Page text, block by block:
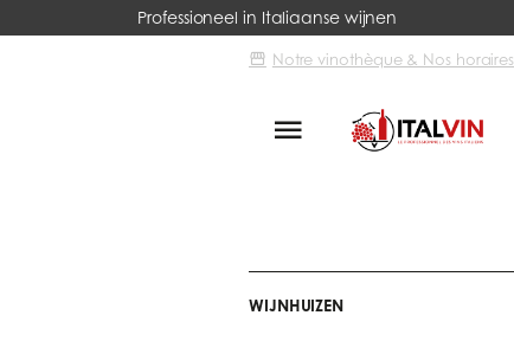
Professioneel in Italiaanse wijnen
Notre vinothèque & Nos horaires
WIJNHUIZEN